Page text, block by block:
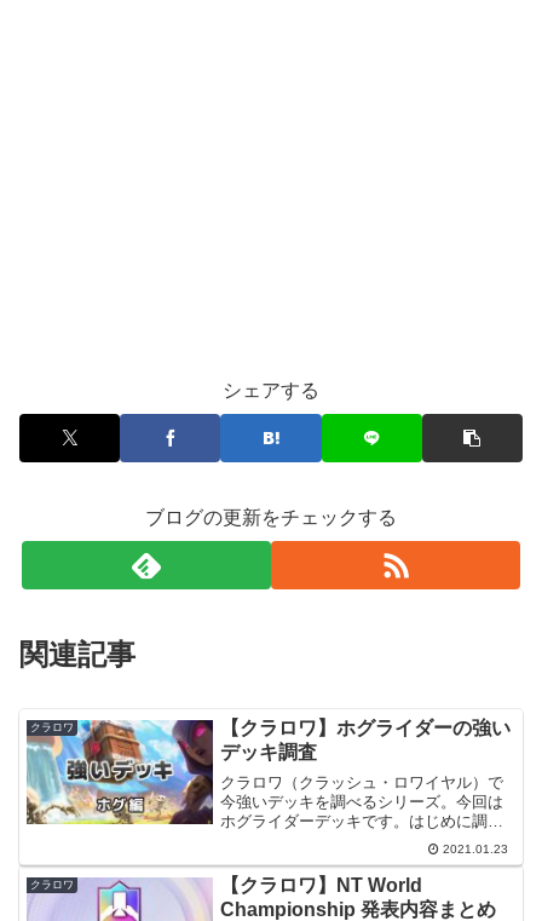
シェアする
ブログの更新をチェックする
関連記事
クラロワ
【クラロワ】ホグライダーの強い
デッキ調査
クラロワ（クラッシュ・ロワイヤル）で
今強いデッキを調べるシリーズ。今回は
ホグライダーデッキです。はじめに調査
方法は、グローバルランキングTop1000
のプレイヤーが使うデッキを調べまし
た。使用したデータは2021/01/21時点の
ものです。...
2021.01.23
クラロワ
【クラロワ】NT World
Championship 発表内容まとめ